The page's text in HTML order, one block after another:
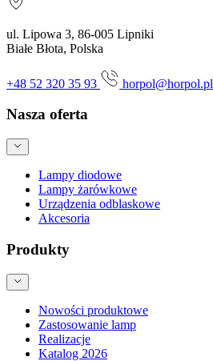
ul. Lipowa 3, 86-005 Lipniki
Białe Błota, Polska
+48 52 320 35 93 horpol@horpol.pl
Nasza oferta
Lampy diodowe
Lampy żarówkowe
Urządzenia odblaskowe
Akcesoria
Produkty
Nowości produktowe
Zastosowanie lamp
Realizacje
Katalog 2026